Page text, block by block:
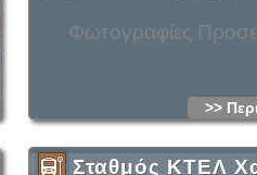
Φωτογραφίες
>>
Σταθμός ΚΤΕΛ